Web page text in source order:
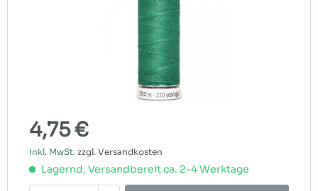
4,75 €
inkl. MwSt. zzgl. Versandkosten
Lagernd, Versandbereit ca. 2-4 Werktage